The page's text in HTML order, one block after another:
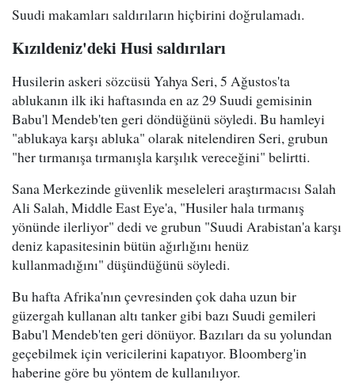
Suudi makamları saldırıların hiçbirini doğrulamadı.
Kızıldeniz'deki Husi saldırıları
Husilerin askeri sözcüsü Yahya Seri, 5 Ağustos'ta
ablukanın ilk iki haftasında en az 29 Suudi gemisinin
Babu'l Mendeb'ten geri döndüğünü söyledi. Bu hamleyi
"ablukaya karşı abluka" olarak nitelendiren Seri, grubun
"her tırmanışa tırmanışla karşılık vereceğini" belirtti.
Sana Merkezinde güvenlik meseleleri araştırmacısı Salah
Ali Salah, Middle East Eye'a, "Husiler hala tırmanış
yönünde ilerliyor" dedi ve grubun "Suudi Arabistan'a karşı
deniz kapasitesinin bütün ağırlığını henüz
kullanmadığını" düşündüğünü söyledi.
Bu hafta Afrika'nın çevresinden çok daha uzun bir
güzergah kullanan altı tanker gibi bazı Suudi gemileri
Babu'l Mendeb'ten geri dönüyor. Bazıları da su yolundan
geçebilmek için vericilerini kapatıyor. Bloomberg'in
haberine göre bu yöntem de kullanılıyor.